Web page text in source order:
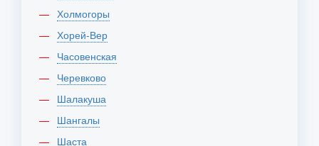
Холмогоры
Хорей-Вер
Часовенская
Черевково
Шалакуша
Шангалы
Шаста